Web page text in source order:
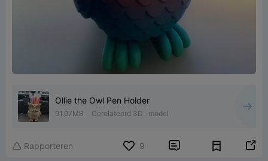
Ollie the Owl Pen Holder
91.97MB Gerelateerd 3D -model
 Rapporteren 9  